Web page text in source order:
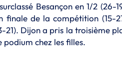
Besançon en 1/2 (26-
finale de la compétition (15-
21). Dijon a pris la troisième
podium chez les filles.